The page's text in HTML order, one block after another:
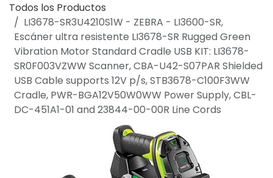
Todos los Productos
LI3678-SR3U4210S1W - ZEBRA - LI3600-SR,
Escáner ultra resistente LI3678-SR Rugged Green
Vibration Motor Standard Cradle USB KIT: LI3678-
SR0F003VZWW Scanner, CBA-U42-S07PAR Shielded
USB Cable supports 12V p/s, STB3678-C100F3WW
Cradle, PWR-BGA12V50W0WW Power Supply, CBL-
DC-451A1-01 and 23844-00-00R Line Cords